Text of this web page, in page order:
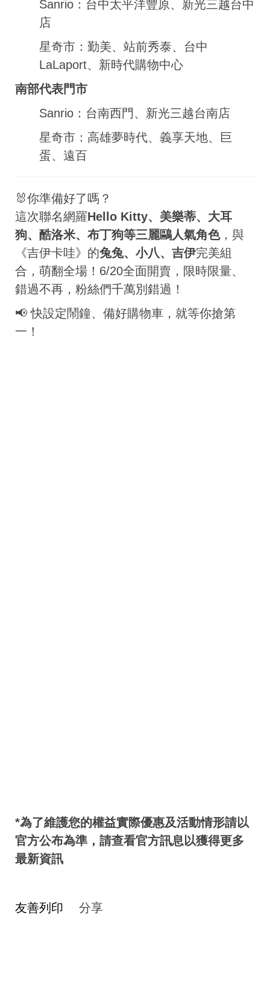
Sanrio：台中太平洋豐原、新光三越台中
店
星奇市：勤美、站前秀泰、台中
LaLaport、新時代購物中心
南部代表門市
Sanrio：台南西門、新光三越台南店
星奇市：高雄夢時代、義享天地、巨
蛋、遠百
🐰你準備好了嗎？
這次聯名網羅Hello Kitty、美樂蒂、大耳
狗、酷洛米、布丁狗等三麗鷗人氣角色，與
《吉伊卡哇》的兔兔、小八、吉伊完美組
合，萌翻全場！6/20全面開賣，限時限量、
錯過不再，粉絲們千萬別錯過！
📢 快設定鬧鐘、備好購物車，就等你搶第
一！
*為了維護您的權益實際優惠及活動情形請以
官方公布為準，請查看官方訊息以獲得更多
最新資訊
友善列印 分享